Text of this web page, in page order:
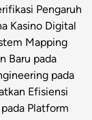
Pengaruh
Kasino Digital
Mapping
Baru pada
pada
Efisiensi
Platform